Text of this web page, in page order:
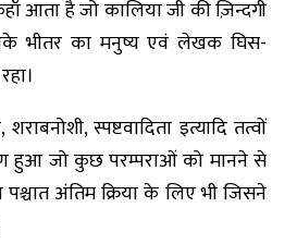
आता है जो कालिया जी की ज़िन्दगी
भीतर का मनुष्य एवं लेखक घिस-
स्पष्टवादिता इत्यादि तत्वों
हुआ जो कुछ परम्पराओं को मानने से
अंतिम क्रिया के लिए भी जिसने